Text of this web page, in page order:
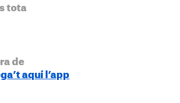
tota
de
aquí l’app